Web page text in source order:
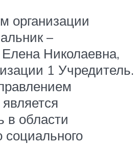
организации
–
Николаевна,
1 Учредитель.
в области
социального